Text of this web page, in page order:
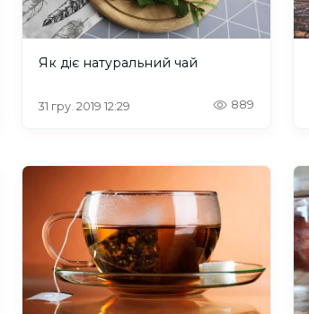
Як діє натуральний чай
31 гру. 2019 12:29 889